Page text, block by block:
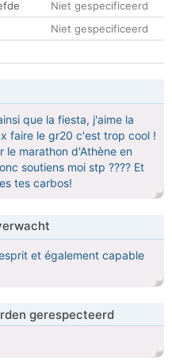
Niet gespecificeerd
Niet gespecificeerd
que la fiesta, j'aime la
faire le gr20 c'est trop cool !
le marathon d'Athène en
soutiens moi stp ???? Et
tes carbos!
et également capable
gerespecteerd